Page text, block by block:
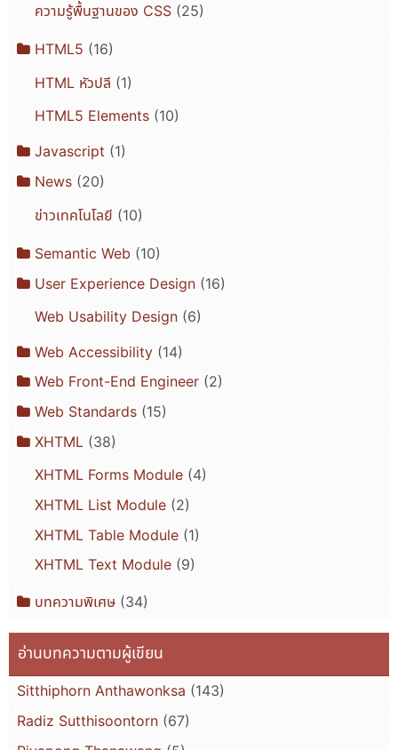
ความรู้พื้นฐานของ CSS(25)
HTML5 (16)
HTML หัวปลี (1)
HTML5 Elements(10)
Javascript (1)
News(20)
ข่าวเทคโนโลยี (10)
Semantic Web (10)
User Experience Design(16)
Web Usability Design(6)
Web Accessibility(14)
Web Front-End Engineer(2)
Web Standards(15)
XHTML(38)
XHTML Forms Module(4)
XHTML List Module(2)
XHTML Table Module(1)
XHTML Text Module(9)
บทความพิเศษ(34)
อ่านบทความตามผู้เขียน
Sitthiphorn Anthawonksa (143)
Radiz Sutthisoontorn (67)